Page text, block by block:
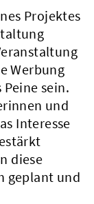
Projektes
Werbung
sein.
und
Interesse
diese
geplant und